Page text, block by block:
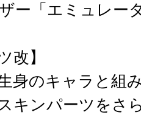
ー「エミュレー
改】
身のキャラと組
キンパーツをさ